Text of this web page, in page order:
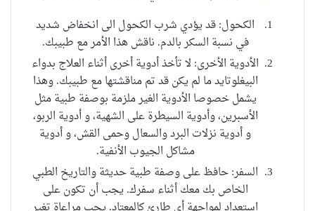
الكحول: قد يؤدي شرب الكحول الى انخفاض شديد
في نسبة السكر بالدم. ناقش هذا الأمر مع طبيبك.
الأدوية الأخرى: لا تأخذ أدوية أخرى أثناء العلاج بدواء
البيغلوتايدما لم يكن قد تم مناقشتها مع طبيبك. وهذا
يشمل خصوصا الأدوية الغير ملزمة بوصفة طبية مثل
الأسبرين، وأدوية السيطرة على الشهية،و أدوية الربو،
و أدوية نزلات البردوالسعال وحمى القش، و أدوية
مشاكل الجيوب الأنفية.
السفر: حافظ على وصفة طبية حديثة والتاريخ الطبي
الخاص بك معك أثناء سفرك. يجب أن تكون على